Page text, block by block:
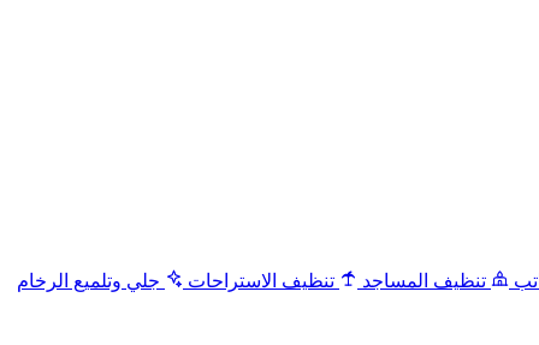
تنظيف المساجد تنظيف الاستراحات
جلي وتلميع الرخام